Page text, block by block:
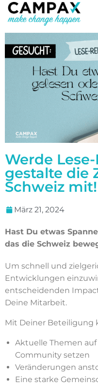
Werde
gestalte die
Schweiz mit!
März 21, 2024
Hast Du etwas
das die Schweiz
Um schnell und
Entwicklungen
entscheidenden
Deine Mitarbeit.
Mit Deiner Beteiligung
Aktuelle Themen
Community setzen
Veränderungen
Eine starke